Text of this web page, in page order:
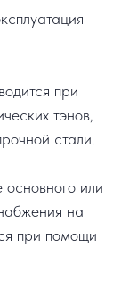
при
тэнов,
стали.
основного или
на
при помощи